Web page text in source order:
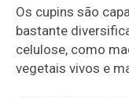
Os cupins são
bastante
celulose, como
vegetais vivos e